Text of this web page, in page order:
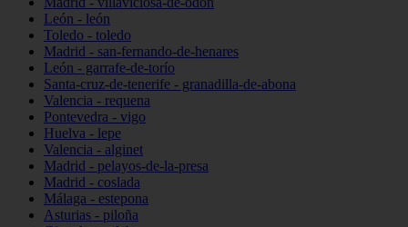
León - león
Toledo - toledo
Madrid - san-fernando-de-henares
León - garrafe-de-torío
Santa-cruz-de-tenerife - granadilla-de-abona
Valencia - requena
Pontevedra - vigo
Huelva - lepe
Valencia - alginet
Madrid - pelayos-de-la-presa
Madrid - coslada
Málaga - estepona
Asturias - piloña